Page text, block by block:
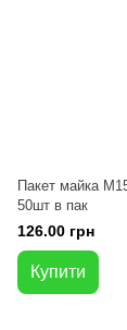
Пакет майка
50шт в пак
126.00 грн
Купити